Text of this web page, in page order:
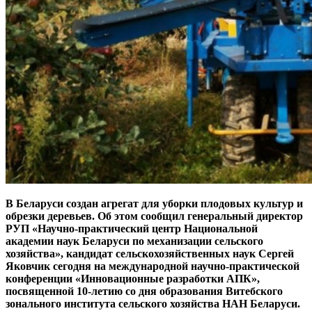
В Беларуси создан агрегат для уборки плодовых культур и
обрезки деревьев. Об этом сообщил генеральный директор
РУП «Научно-практический центр Национальной
академии наук Беларуси по механизации сельского
хозяйства», кандидат сельскохозяйственных наук Сергей
Яковчик сегодня на международной научно-практической
конференции «Инновационные разработки АПК»,
посвященной 10-летию со дня образования Витебского
зонального института сельского хозяйства НАН Беларуси.